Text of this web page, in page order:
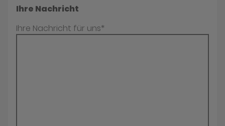
Ihre Nachricht
Ihre Nachricht für uns*